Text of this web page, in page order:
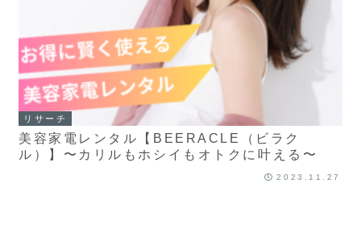
リサーチ
美容家電レンタル【BEERACLE（ビラク
ル）】〜カリルもホシイもオトクに叶える〜
2023.11.27